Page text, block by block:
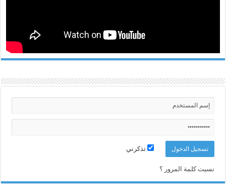
تذكرني
نسيت كلمة المرور ؟